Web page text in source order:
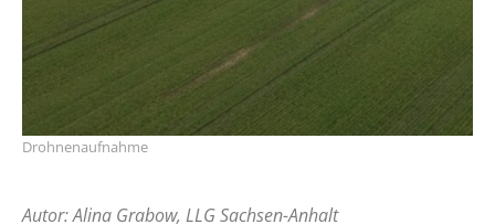
Drohnenaufnahme
Autor: Alina Grabow, LLG Sachsen-Anhalt